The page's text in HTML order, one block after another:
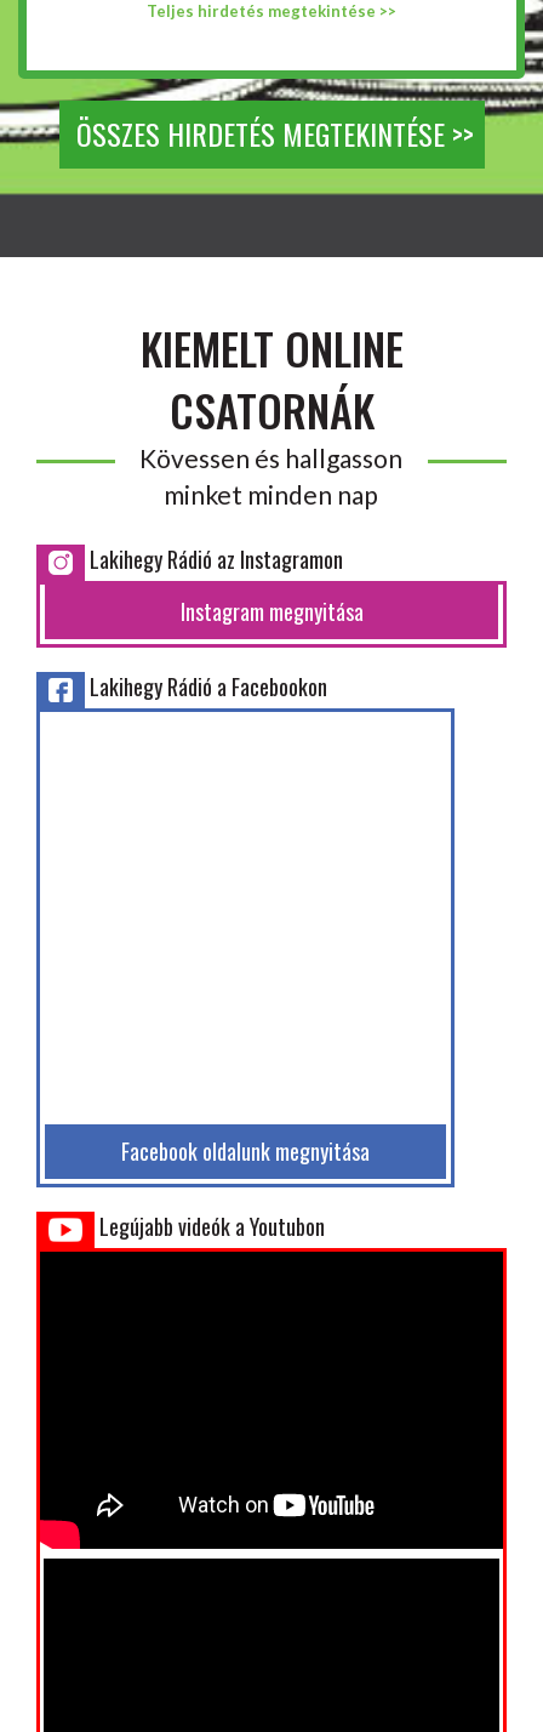
Teljes hirdetés megtekintése >>
ÖSSZES HIRDETÉS MEGTEKINTÉSE >>
KIEMELT ONLINE
CSATORNÁK
Kövessen és hallgasson
minket minden nap
Lakihegy Rádió az Instagramon
Instagram megnyitása
Lakihegy Rádió a Facebookon
Facebook oldalunk megnyitása
Legújabb videók a Youtubon